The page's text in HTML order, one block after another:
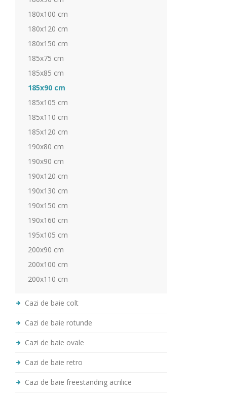
180x100 cm
180x120 cm
180x150 cm
185x75 cm
185x85 cm
185x90 cm
185x105 cm
185x110 cm
185x120 cm
190x80 cm
190x90 cm
190x120 cm
190x130 cm
190x150 cm
190x160 cm
195x105 cm
200x90 cm
200x100 cm
200x110 cm
Cazi de baie colt
Cazi de baie rotunde
Cazi de baie ovale
Cazi de baie retro
Cazi de baie freestanding acrilice